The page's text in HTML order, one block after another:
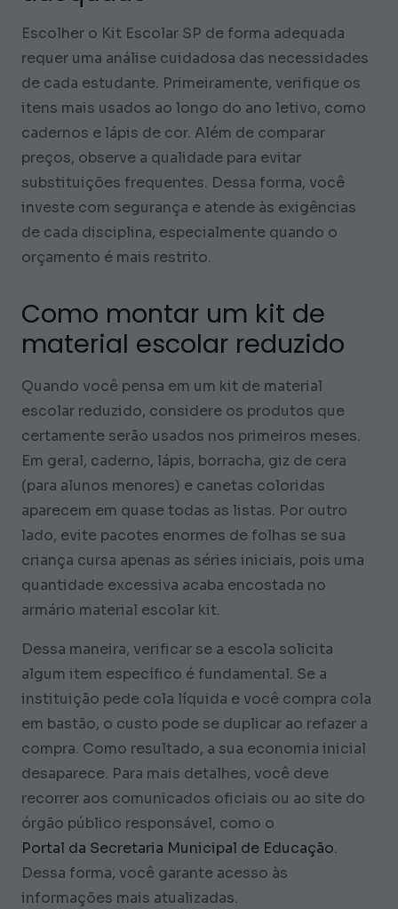
Escolher o Kit Escolar SP de forma adequada
requer uma análise cuidadosa das necessidades
de cada estudante. Primeiramente, verifique os
itens mais usados ao longo do ano letivo, como
cadernos e lápis de cor. Além de comparar
preços, observe a qualidade para evitar
substituições frequentes. Dessa forma, você
investe com segurança e atende às exigências
de cada disciplina, especialmente quando o
orçamento é mais restrito.
Como montar um kit de
material escolar reduzido
Quando você pensa em um kit de material
escolar reduzido, considere os produtos que
certamente serão usados nos primeiros meses.
Em geral, caderno, lápis, borracha, giz de cera
(para alunos menores) e canetas coloridas
aparecem em quase todas as listas. Por outro
lado, evite pacotes enormes de folhas se sua
criança cursa apenas as séries iniciais, pois uma
quantidade excessiva acaba encostada no
armário material escolar kit.
Dessa maneira, verificar se a escola solicita
algum item específico é fundamental. Se a
instituição pede cola líquida e você compra cola
em bastão, o custo pode se duplicar ao refazer a
compra. Como resultado, a sua economia inicial
desaparece. Para mais detalhes, você deve
recorrer aos comunicados oficiais ou ao site do
órgão público responsável, como o
Portal da Secretaria Municipal de Educação.
Dessa forma, você garante acesso às
informações mais atualizadas.